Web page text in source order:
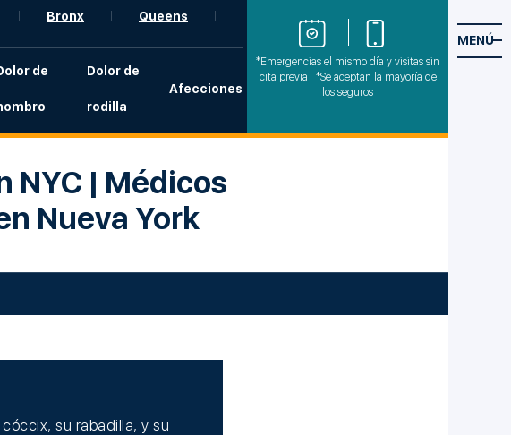
Bronx Queens
de Dolor de
rodilla
Afecciones
*Emergencias el mismo día y visitas sin
cita previa *Se aceptan la mayoría de
los seguros
MENÚ
NYC | Médicos
Nueva York
su rabadilla, y su